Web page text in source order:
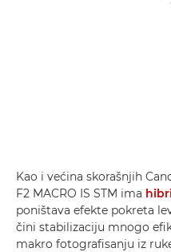
Kao i većina skorašnjih
F2 MACRO IS STM ima
poništava efekte pokreta
čini stabilizaciju mnogo
makro fotografisanju iz